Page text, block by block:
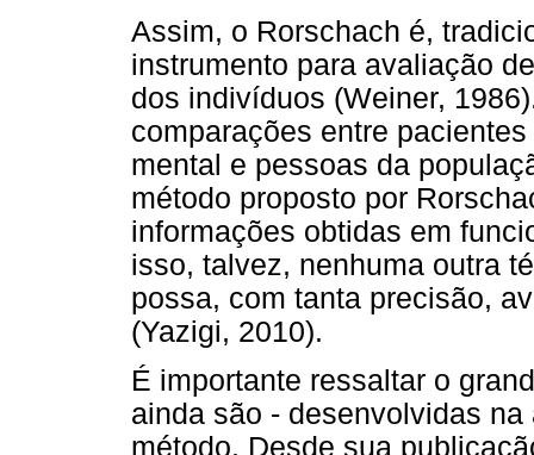
Assim, o Rorschach é,
instrumento para avaliação
dos indivíduos (Weiner,
comparações entre
mental e pessoas da
método proposto por
informações obtidas em
isso, talvez, nenhuma outra
possa, com tanta precisão,
(Yazigi, 2010).
É importante ressaltar o
ainda são - desenvolvidas
método. Desde sua